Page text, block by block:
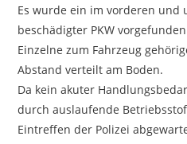
Es wurde ein im vorderen und
beschädigter PKW
Einzelne zum Fahrzeug
Abstand verteilt am Boden.
Da kein akuter
durch auslaufende
Eintreffen der Polizei